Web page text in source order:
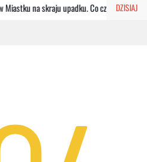
DZISIAJ
Miastku na skraju upadku. Co czeka